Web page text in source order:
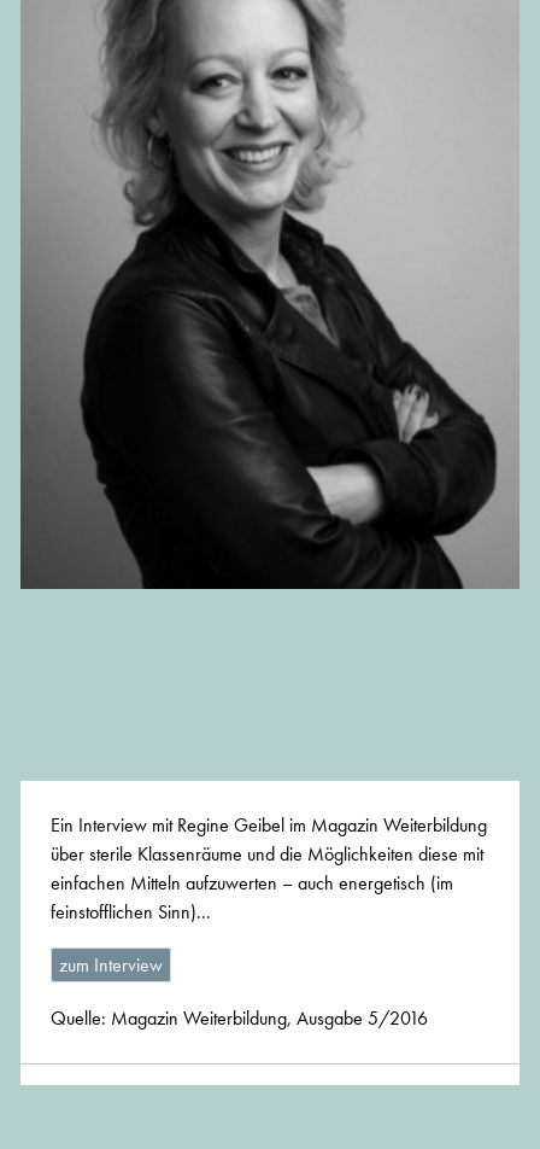
Ein Interview mit Regine Geibel im Magazin Weiterbildung
über sterile Klassenräume und die Möglichkeiten diese mit
einfachen Mitteln aufzuwerten – auch energetisch (im
feinstofflichen Sinn)...
zum Interview
Quelle: Magazin Weiterbildung, Ausgabe 5/2016